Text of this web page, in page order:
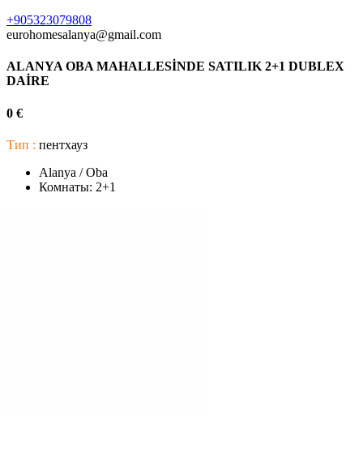
+905323079808
eurohomesalanya@gmail.com
ALANYA OBA MAHALLESİNDE SATILIK 2+1 DUBLEX
DAİRE
0 €
Тип : пентхауз
Alanya / Oba
Комнаты: 2+1